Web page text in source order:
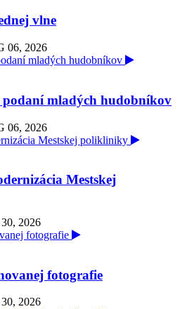
vlne
2026
podaní mladých hudobníkov
2026
Mestskej
2026
fotografie
2026